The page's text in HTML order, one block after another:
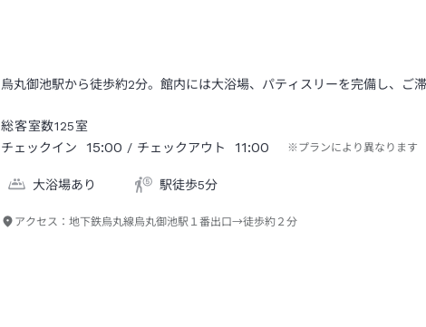
烏丸御池駅から徒歩約2分。館内には大浴場、パティスリーを完備し、ご
総客室数125室
チェックイン
15:00 / チェックアウト 11:00 ※プランにより異なります
大浴場あり 駅徒歩5分
アクセス：地下鉄烏丸線烏丸御池駅１番出口→徒歩約２分